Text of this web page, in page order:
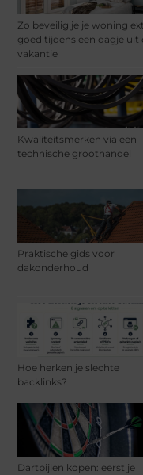
Zo beveilig je je woning
goed tijdens een dagje uit
vakantie
Kwaliteitsmerken via een
technische groothandel
Praktische gids voor
dakonderhoud
Hoe herken je slechte
backlinks?
Dartpijlen kopen: eerst je